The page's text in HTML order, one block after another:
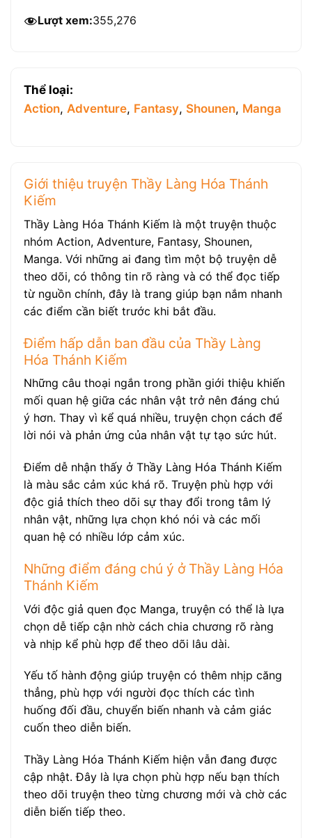
Lượt xem:355,276
Thể loại:
Action, Adventure, Fantasy, Shounen, Manga
Giới thiệu truyện Thầy Làng Hóa Thánh
Kiếm
Thầy Làng Hóa Thánh Kiếm là một truyện thuộc
nhóm Action, Adventure, Fantasy, Shounen,
Manga. Với những ai đang tìm một bộ truyện dễ
theo dõi, có thông tin rõ ràng và có thể đọc tiếp
từ nguồn chính, đây là trang giúp bạn nắm nhanh
các điểm cần biết trước khi bắt đầu.
Điểm hấp dẫn ban đầu của Thầy Làng
Hóa Thánh Kiếm
Những câu thoại ngắn trong phần giới thiệu khiến
mối quan hệ giữa các nhân vật trở nên đáng chú
ý hơn. Thay vì kể quá nhiều, truyện chọn cách để
lời nói và phản ứng của nhân vật tự tạo sức hút.
Điểm dễ nhận thấy ở Thầy Làng Hóa Thánh Kiếm
là màu sắc cảm xúc khá rõ. Truyện phù hợp với
độc giả thích theo dõi sự thay đổi trong tâm lý
nhân vật, những lựa chọn khó nói và các mối
quan hệ có nhiều lớp cảm xúc.
Những điểm đáng chú ý ở Thầy Làng Hóa
Thánh Kiếm
Với độc giả quen đọc Manga, truyện có thể là lựa
chọn dễ tiếp cận nhờ cách chia chương rõ ràng
và nhịp kể phù hợp để theo dõi lâu dài.
Yếu tố hành động giúp truyện có thêm nhịp căng
thẳng, phù hợp với người đọc thích các tình
huống đối đầu, chuyển biến nhanh và cảm giác
cuốn theo diễn biến.
Thầy Làng Hóa Thánh Kiếm hiện vẫn đang được
cập nhật. Đây là lựa chọn phù hợp nếu bạn thích
theo dõi truyện theo từng chương mới và chờ các
diễn biến tiếp theo.